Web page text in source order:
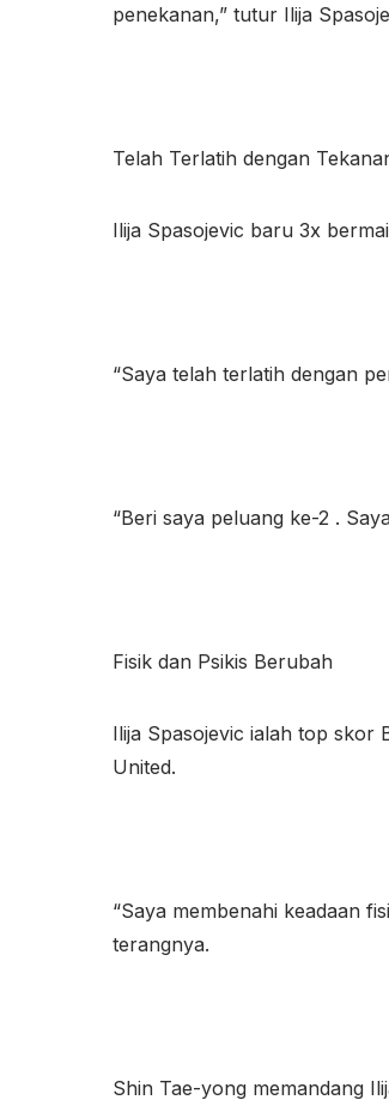
penekanan,” tutur Ilija
Telah Terlatih dengan
Ilija Spasojevic baru 3x
“Saya telah terlatih dengan
“Beri saya peluang ke-2 .
Fisik dan Psikis Berubah
Ilija Spasojevic ialah top skor
United.
“Saya membenahi keadaan
terangnya.
Shin Tae-yong memandang